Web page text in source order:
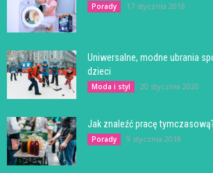
Porady 17 stycznia 2018
Uniwersalne, modne ubrania
dzieci
Moda i styl 20 stycznia 2020
Jak znaleźć pracę
Porady 9 stycznia 2018